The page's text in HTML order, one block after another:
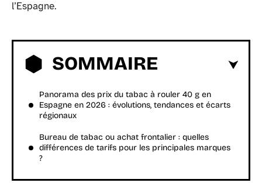
l’Espagne.
SOMMAIRE
Panorama des prix du tabac à rouler 40 g en
Espagne en 2026 : évolutions, tendances et écarts
régionaux
Bureau de tabac ou achat frontalier : quelles
différences de tarifs pour les principales marques
?